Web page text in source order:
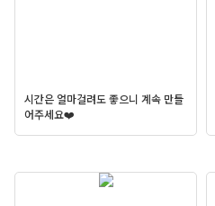
시간은 얼마걸려도 좋으니 계속 만들
어주세요❤️